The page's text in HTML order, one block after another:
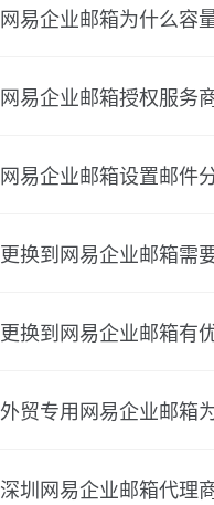
网易企业邮箱为什么容
网易企业邮箱授权服务
网易企业邮箱设置邮件
更换到网易企业邮箱需
更换到网易企业邮箱有
外贸专用网易企业邮箱
深圳网易企业邮箱代理